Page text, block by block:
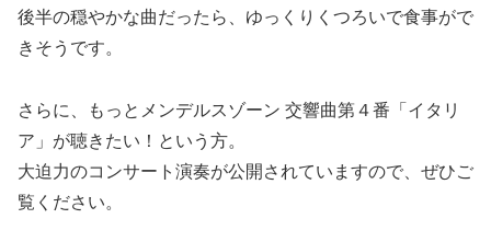
後半の穏やかな曲だったら、ゆっくりくつろいで食事がで
きそうです。
さらに、もっとメンデルスゾーン 交響曲第４番「イタリ
ア」が聴きたい！という方。
大迫力のコンサート演奏が公開されていますので、ぜひご
覧ください。